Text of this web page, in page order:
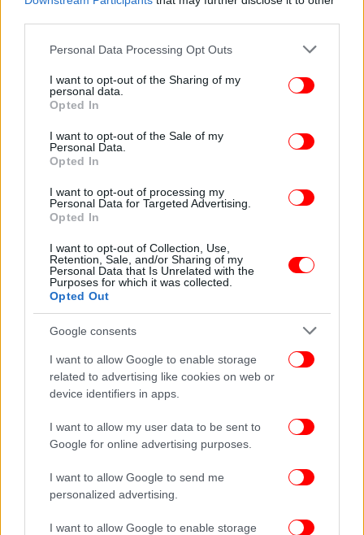
Please note that this website/app uses one or more Google
not limited to your visit or usage behaviour. You may click to
grant or deny consent to Google and its third-party tags to
use your data for below specified purposes in below Google
consent section.
Personal Data Processing Opt Outs
I want to opt-out of the Sharing of my
personal data.
Opted In
I want to opt-out of the Sale of my
Personal Data.
Opted In
I want to opt-out of processing my
Personal Data for Targeted Advertising.
Opted In
I want to opt-out of Collection, Use,
Retention, Sale, and/or Sharing of my
Personal Data that Is Unrelated with the
Purposes for which it was collected.
Opted Out
Google consents
I want to allow Google to enable storage
related to advertising like cookies on web or
device identifiers in apps.
I want to allow my user data to be sent to
Google for online advertising purposes.
I want to allow Google to send me
personalized advertising.
I want to allow Google to enable storage